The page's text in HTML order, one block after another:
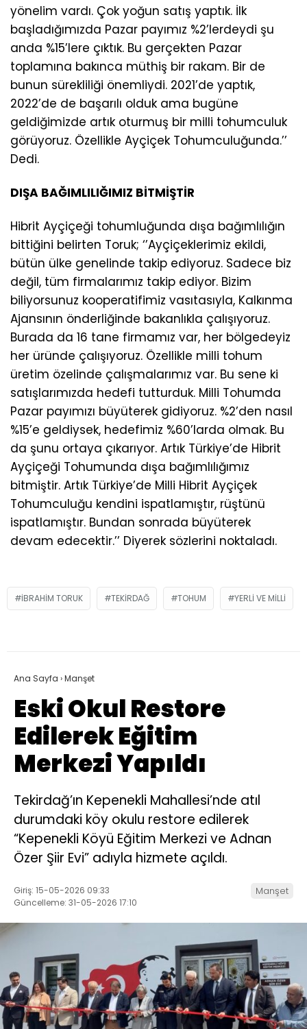
yönelim vardı. Çok yoğun satış yaptık. İlk
başladığımızda Pazar payımız %2’lerdeydi şu
anda %15’lere çıktık. Bu gerçekten Pazar
toplamına bakınca müthiş bir rakam. Bir de
bunun sürekliliği önemliydi. 2021’de yaptık,
2022’de de başarılı olduk ama bugüne
geldiğimizde artık oturmuş bir milli tohumculuk
görüyoruz. Özellikle Ayçiçek Tohumculuğunda.’’
Dedi.
DIŞA BAĞIMLILIĞIMIZ BİTMİŞTİR
Hibrit Ayçiçeği tohumluğunda dışa bağımlılığın
bittiğini belirten Toruk; ‘’Ayçiçeklerimiz ekildi,
bütün ülke genelinde takip ediyoruz. Sadece biz
değil, tüm firmalarımız takip ediyor. Bizim
biliyorsunuz kooperatifimiz vasıtasıyla, Kalkınma
Ajansının önderliğinde bakanlıkla çalışıyoruz.
Burada da 16 tane firmamız var, her bölgedeyiz
her üründe çalışıyoruz. Özellikle milli tohum
üretim özelinde çalışmalarımız var. Bu sene ki
satışlarımızda hedefi tutturduk. Milli Tohumda
Pazar payımızı büyüterek gidiyoruz. %2’den nasıl
%15’e geldiysek, hedefimiz %60’larda olmak. Bu
da şunu ortaya çıkarıyor. Artık Türkiye’de Hibrit
Ayçiçeği Tohumunda dışa bağımlılığımız
bitmiştir. Artık Türkiye’de Milli Hibrit Ayçiçek
Tohumculuğu kendini ispatlamıştır, rüştünü
ispatlamıştır. Bundan sonrada büyüterek
devam edecektir.’’ Diyerek sözlerini noktaladı.
IBRAHIM TORUK TEKIRDAĞ TOHUM YERLI VE MILLI
Ana Sayfa ›Manşet
Eski Okul Restore
Edilerek Eğitim
Merkezi Yapıldı
Tekirdağ’ın Kepenekli Mahallesi’nde atıl
durumdaki köy okulu restore edilerek
“Kepenekli Köyü Eğitim Merkezi ve Adnan
Özer Şiir Evi” adıyla hizmete açıldı.
Giriş: 15-05-2026 09:33
Güncelleme: 31-05-2026 17:10
Manşet